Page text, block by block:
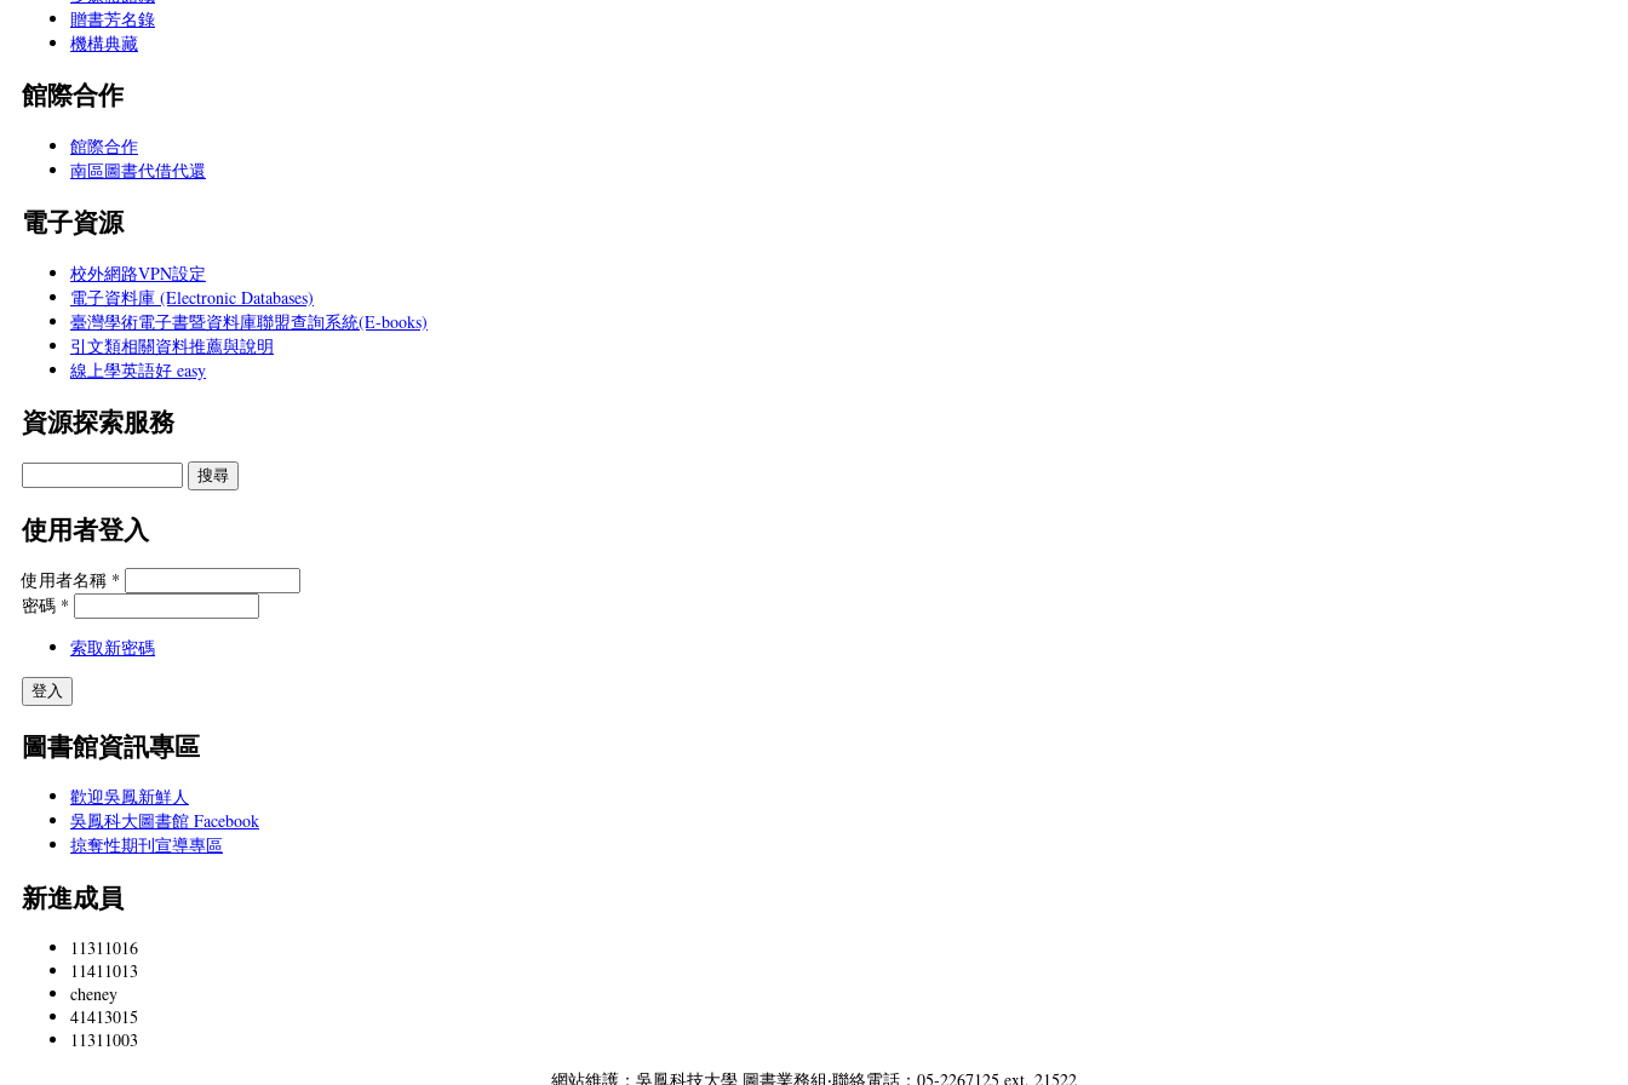
贈書芳名錄
機構典藏
館際合作
館際合作
南區圖書代借代還
電子資源
校外網路VPN設定
電子資料庫 (Electronic Databases)
臺灣學術電子書暨資料庫聯盟查詢系統(E-books)
引文類相關資料推薦與說明
線上學英語好 easy
資源探索服務
使用者登入
使用者名稱 *
密碼 *
索取新密碼
圖書館資訊專區
歡迎吳鳳新鮮人
吳鳳科大圖書館 Facebook
掠奪性期刊宣導專區
新進成員
11311016
11411013
cheney
41413015
11311003
網站維護：吳鳳科技大學 圖書業務組‧聯絡電話：05-2267125 ext. 21522